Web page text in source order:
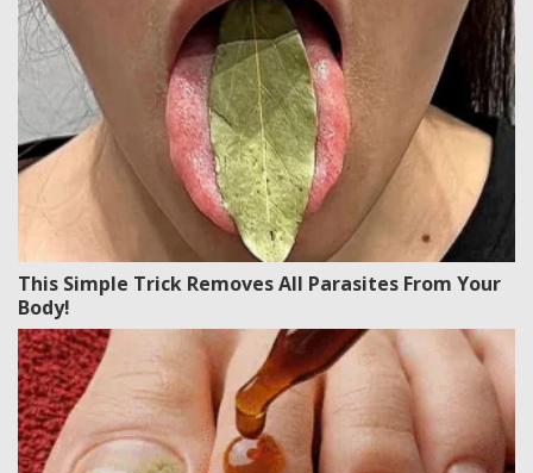
This Simple Trick Removes All Parasites From Your
Body!